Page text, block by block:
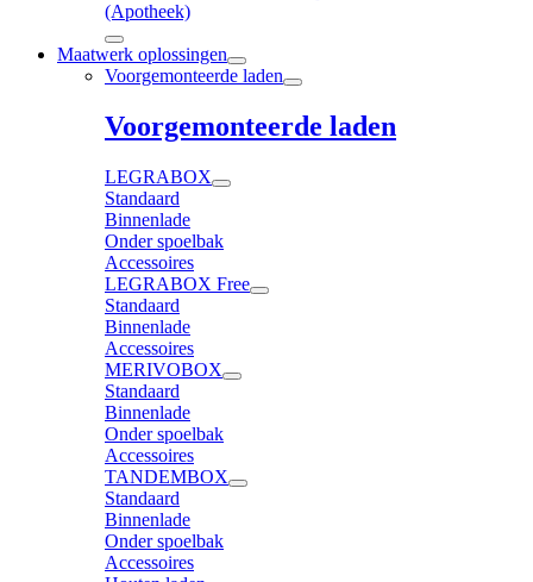
(Apotheek)
Maatwerk oplossingen
Voorgemonteerde laden
Voorgemonteerde laden
LEGRABOX
Standaard
Binnenlade
Onder spoelbak
Accessoires
LEGRABOX Free
Standaard
Binnenlade
Accessoires
MERIVOBOX
Standaard
Binnenlade
Onder spoelbak
Accessoires
TANDEMBOX
Standaard
Binnenlade
Onder spoelbak
Accessoires